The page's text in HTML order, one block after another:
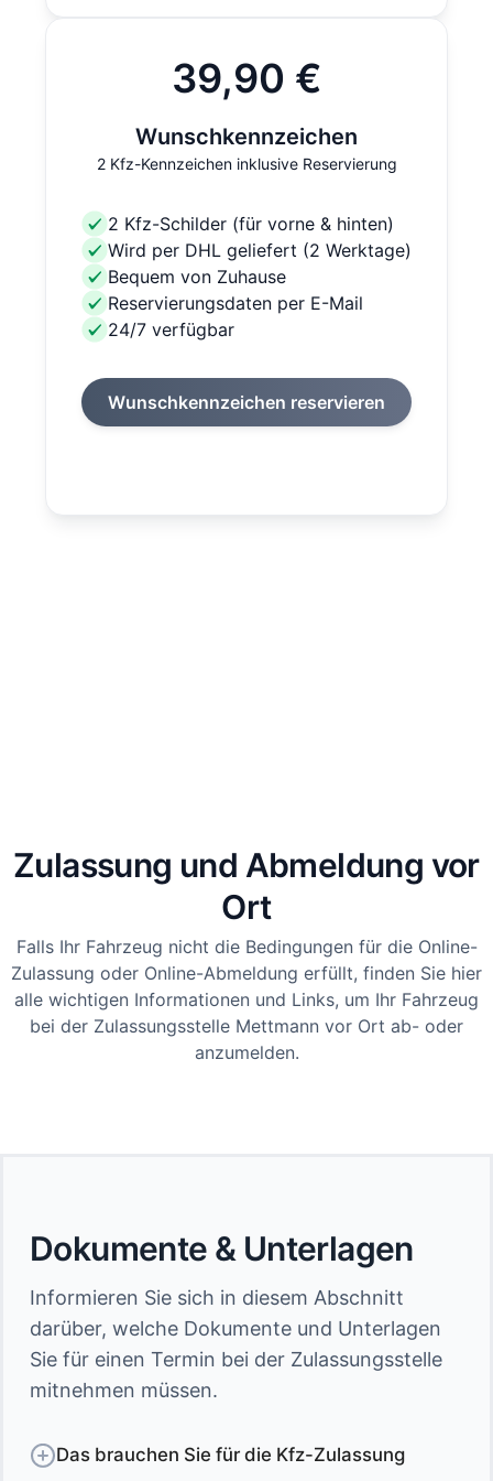
39,90 €
Wunschkennzeichen
2 Kfz-Kennzeichen inklusive Reservierung
2 Kfz-Schilder (für vorne & hinten)
Wird per DHL geliefert (2 Werktage)
Bequem von Zuhause
Reservierungsdaten per E-Mail
24/7 verfügbar
Wunschkennzeichen reservieren
Zulassung und Abmeldung vor
Ort
Falls Ihr Fahrzeug nicht die Bedingungen für die Online-
Zulassung oder Online-Abmeldung erfüllt, finden Sie hier
alle wichtigen Informationen und Links, um Ihr Fahrzeug
bei der Zulassungsstelle Mettmann vor Ort ab- oder
anzumelden.
Dokumente & Unterlagen
Informieren Sie sich in diesem Abschnitt
darüber, welche Dokumente und Unterlagen
Sie für einen Termin bei der Zulassungsstelle
mitnehmen müssen.
Das brauchen Sie für die Kfz-Zulassung